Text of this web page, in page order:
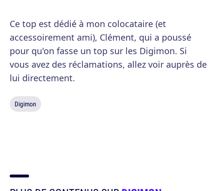
Ce top est dédié à mon colocataire (et
accessoirement ami), Clément, qui a poussé
pour qu'on fasse un top sur les Digimon. Si
vous avez des réclamations, allez voir auprès de
lui directement.
Digimon